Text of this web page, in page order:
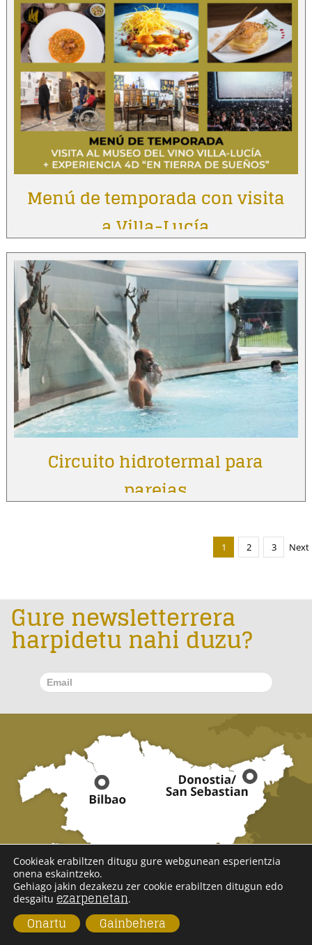
Menú de temporada con visita
a Villa-Lucía
Circuito hidrotermal para
parejas
1 2 3 Next
Gure newsletterrera
harpidetu nahi duzu?
Cookieak erabiltzen ditugu gure webgunean esperientzia
onena eskaintzeko.
Gehiago jakin dezakezu zer cookie erabiltzen ditugun edo
desgaitu ezarpenetan.
Onartu Gainbehera